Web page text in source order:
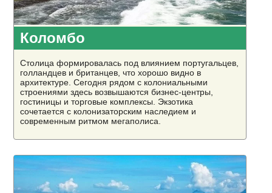
Коломбо
Столица формировалась под влиянием португальцев,
голландцев и британцев, что хорошо видно в
архитектуре. Сегодня рядом с колониальными
строениями здесь возвышаются бизнес-центры,
гостиницы и торговые комплексы. Экзотика
сочетается с колонизаторским наследием и
современным ритмом мегаполиса.